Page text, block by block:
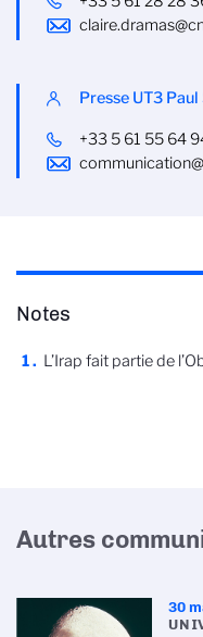
Presse UT3
+33 5 61 55 64
Notes
L’Irap fait partie de
Autres
30